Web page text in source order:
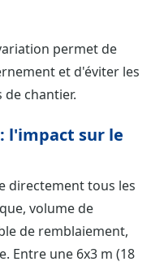
permet de
et d'éviter les
chantier.
l'impact sur le
directement tous les
volume de
de remblaiement,
Entre une 6x3 m (18